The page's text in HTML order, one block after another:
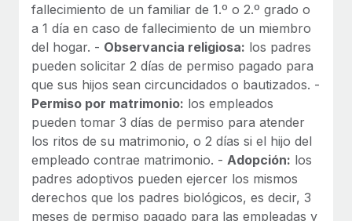
fallecimiento de un familiar de 1.º o 2.º grado o
a 1 día en caso de fallecimiento de un miembro
del hogar. - Observancia religiosa: los padres
pueden solicitar 2 días de permiso pagado para
que sus hijos sean circuncidados o bautizados. -
Permiso por matrimonio: los empleados
pueden tomar 3 días de permiso para atender
los ritos de su matrimonio, o 2 días si el hijo del
empleado contrae matrimonio. - Adopción: los
padres adoptivos pueden ejercer los mismos
derechos que los padres biológicos, es decir, 3
meses de permiso pagado para las empleadas y